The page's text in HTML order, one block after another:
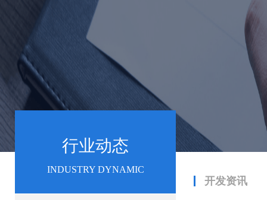
行业动态
INDUSTRY DYNAMIC
开发资讯